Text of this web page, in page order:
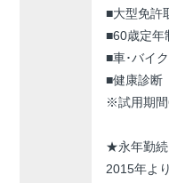
■大型免許
■60歳定年
■車･バイ
■健康診断
※試用期間
★永年勤続
2015年よ